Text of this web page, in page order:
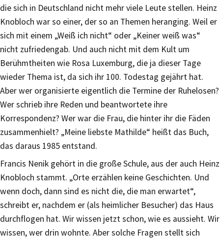
die sich in Deutschland nicht mehr viele Leute stellen. Heinz
Knobloch war so einer, der so an Themen heranging. Weil er
sich mit einem „Weiß ich nicht“ oder „Keiner weiß was“
nicht zufriedengab. Und auch nicht mit dem Kult um
Berühmtheiten wie Rosa Luxemburg, die ja dieser Tage
wieder Thema ist, da sich ihr 100. Todestag gejährt hat.
Aber wer organisierte eigentlich die Termine der Ruhelosen?
Wer schrieb ihre Reden und beantwortete ihre
Korrespondenz? Wer war die Frau, die hinter ihr die Fäden
zusammenhielt? „Meine liebste Mathilde“ heißt das Buch,
das daraus 1985 entstand.
Francis Nenik gehört in die große Schule, aus der auch Heinz
Knobloch stammt. „Orte erzählen keine Geschichten. Und
wenn doch, dann sind es nicht die, die man erwartet“,
schreibt er, nachdem er (als heimlicher Besucher) das Haus
durchflogen hat. Wir wissen jetzt schon, wie es aussieht. Wir
wissen, wer drin wohnte. Aber solche Fragen stellt sich